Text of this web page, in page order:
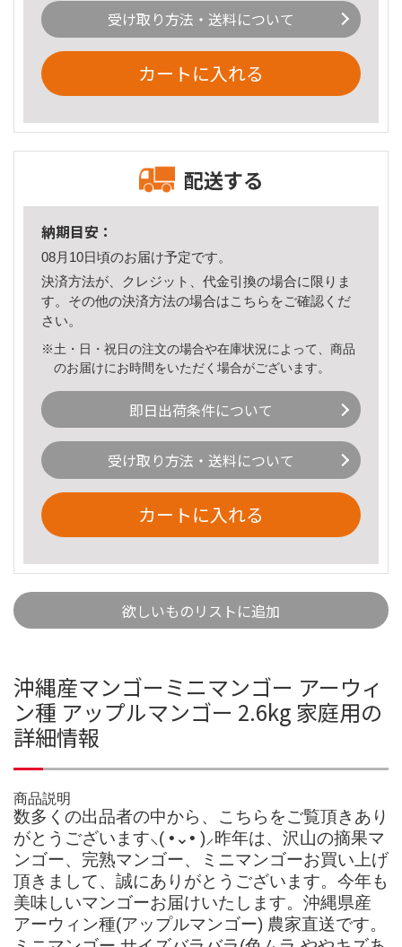
受け取り方法・送料について
カートに入れる
配送する
納期目安：
08月10日頃のお届け予定です。
決済方法が、クレジット、代金引換の場合に限りま
す。その他の決済方法の場合はこちら をご確認くだ
さい。
※土・日・祝日の注文の場合や在庫状況によって、商品
のお届けにお時間をいただく場合がございます。
即日出荷条件について
受け取り方法・送料について
カートに入れる
欲しいものリストに追加
沖縄産マンゴーミニマンゴー アーウィ
ン種 アップルマンゴー 2.6kg 家庭用の
詳細情報
商品説明
数多くの出品者の中から、こちらをご覧頂きあり
がとうございます⸜( •⌄• )⸝昨年は、沢山の摘果マ
ンゴー、完熟マンゴー、ミニマンゴーお買い上げ
頂きまして、誠にありがとうございます。今年も
美味しいマンゴーお届けいたします。沖縄県産
アーウィン種(アップルマンゴー) 農家直送です。